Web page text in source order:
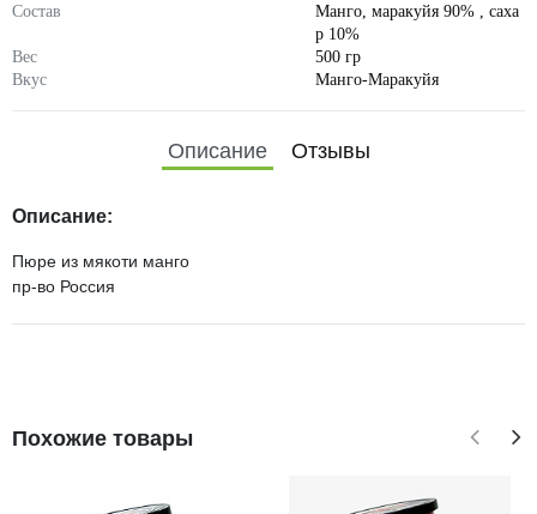
Состав
Манго, маракуйя 90% , саха
р 10%
Вес
500 гр
Вкус
Манго-Маракуйя
Описание Отзывы
Описание:
Пюре из мякоти манго
пр-во Россия
Похожие товары